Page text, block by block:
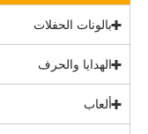
بالونات الحفلات
الهدايا والحرف
ألعاب